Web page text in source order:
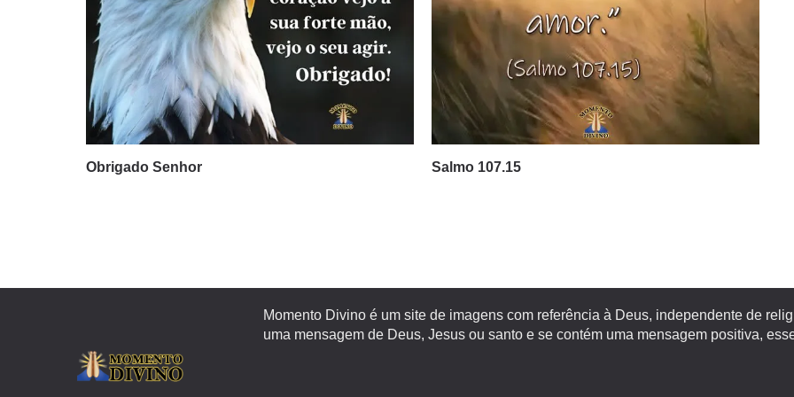
Obrigado Senhor Salmo 107.15
Momento Divino é um site de imagens com referência à Deus, independente de
uma mensagem de Deus, Jesus ou santo e se contém uma mensagem positiva,